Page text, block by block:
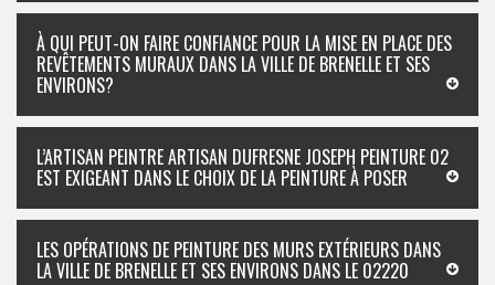
À QUI PEUT-ON FAIRE CONFIANCE POUR LA MISE EN PLACE DES
REVÊTEMENTS MURAUX DANS LA VILLE DE BRENELLE ET SES
ENVIRONS?
L’ARTISAN PEINTRE ARTISAN DUFRESNE JOSEPH PEINTURE 02
EST EXIGEANT DANS LE CHOIX DE LA PEINTURE À POSER
LES OPÉRATIONS DE PEINTURE DES MURS EXTÉRIEURS DANS
LA VILLE DE BRENELLE ET SES ENVIRONS DANS LE 02220